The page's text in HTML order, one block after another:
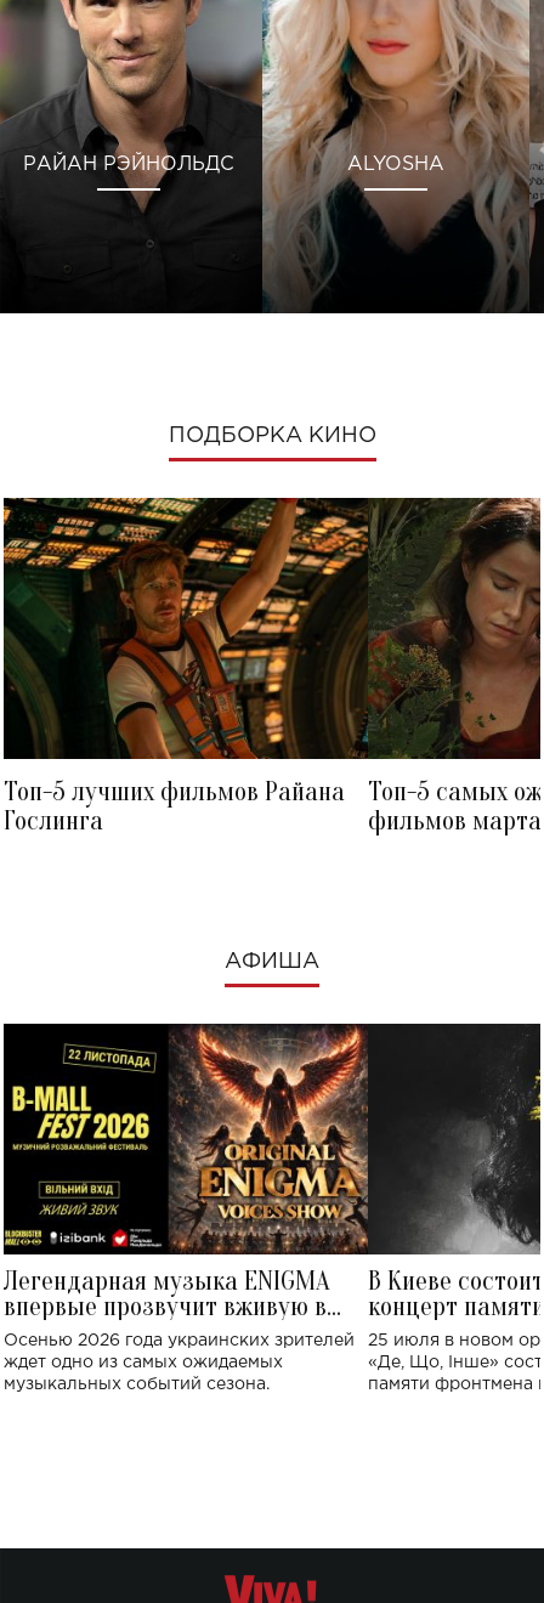
РАЙАН РЭЙНОЛЬДС ALYOSHA
ПОДБОРКА КИНО
Топ-5 лучших фильмов Райана
Гослинга
Топ-5 самых
фильмов
АФИША
Легендарная музыка ENIGMA
впервые прозвучит вживую в
Украине: где состоится концерт
Осенью 2026 года украинских зрителей
ждет одно из самых ожидаемых
музыкальных событий сезона.
В Киеве
концерт
Клименко:
исполнят песни
25 июля в новом
«Де, Що, Інше»
памяти фронтмена